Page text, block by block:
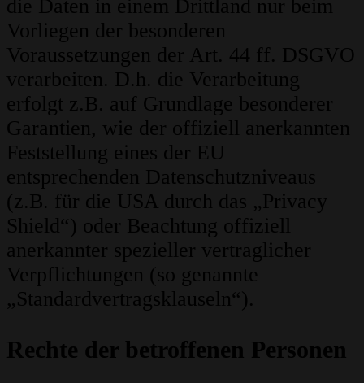
die Daten in einem Drittland nur beim
Vorliegen der besonderen
Voraussetzungen der Art. 44 ff. DSGVO
verarbeiten. D.h. die Verarbeitung
erfolgt z.B. auf Grundlage besonderer
Garantien, wie der offiziell anerkannten
Feststellung eines der EU
entsprechenden Datenschutzniveaus
(z.B. für die USA durch das „Privacy
Shield“) oder Beachtung offiziell
anerkannter spezieller vertraglicher
Verpflichtungen (so genannte
„Standardvertragsklauseln“).
Rechte der betroffenen Personen